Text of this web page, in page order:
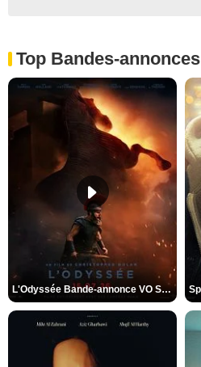
Top Bandes-annonces
L'Odyssée Bande-annonce VO STFR